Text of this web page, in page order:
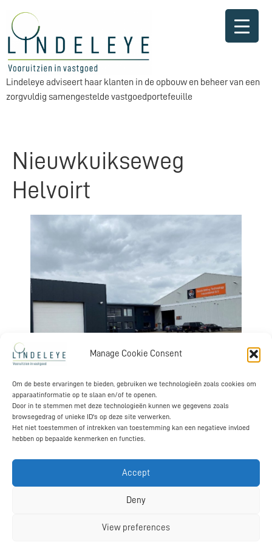
Manage Cookie Consent
Om de beste ervaringen te bieden, gebruiken we technologieën zoals cookies om
apparaatinformatie op te slaan en/of te openen.
Door in te stemmen met deze technologieën kunnen we gegevens zoals
browsegedrag of unieke ID's op deze site verwerken.
Het niet toestemmen of intrekken van toestemming kan een negatieve invloed
hebben op bepaalde kenmerken en functies.
Accept
Deny
View preferences
Lindeleye adviseert haar klanten in de opbouw en beheer van een
zorgvuldig samengestelde vastgoedportefeuille
Nieuwkuikseweg
Helvoirt
Lindeleye adviseerde de koper bij de aankoop van een
grootschalig bedrijfsobject, van ca 6.000 m2 bedrijfsruimte en ca
400 m2 kantoorruimte op een ruim perceel van meer dan 1 ha.
Hierbij is nadrukkelijk aandacht gegeven aan de bouwkundige
staat, verduurzamingsmogelijkheden en alternatieve